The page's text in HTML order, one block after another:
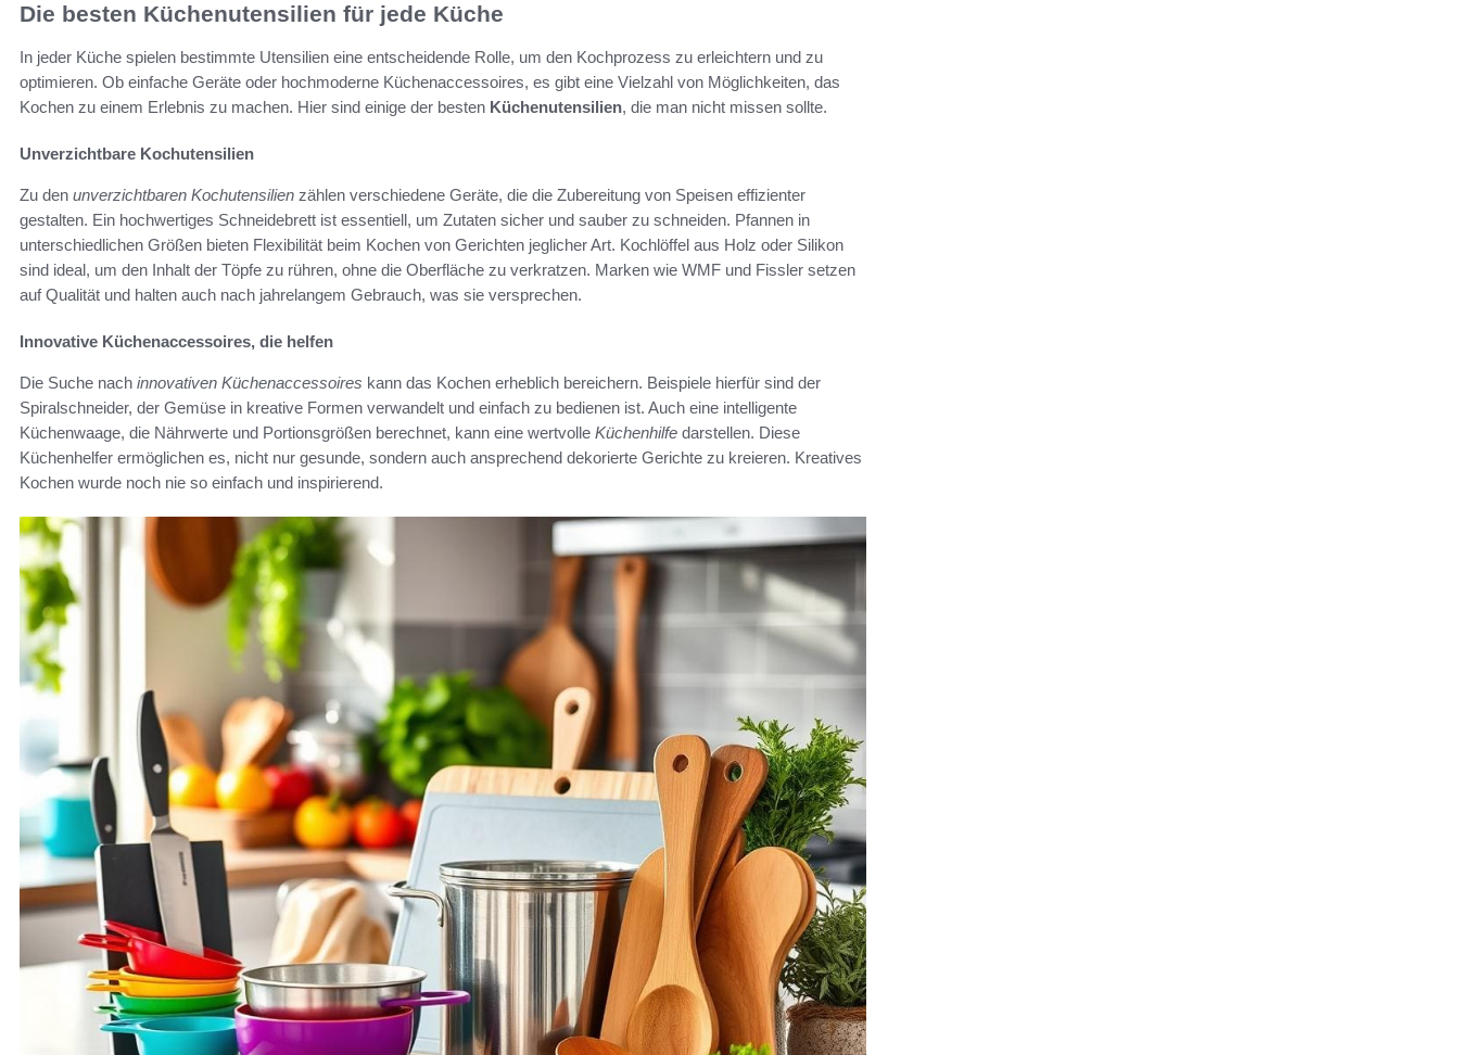
Die besten Küchenutensilien für jede Küche
In jeder Küche spielen bestimmte Utensilien eine entscheidende Rolle, um den Kochprozess zu erleichtern und zu
optimieren. Ob einfache Geräte oder hochmoderne Küchenaccessoires, es gibt eine Vielzahl von Möglichkeiten, das
Kochen zu einem Erlebnis zu machen. Hier sind einige der besten Küchenutensilien, die man nicht missen sollte.
Unverzichtbare Kochutensilien
Zu den unverzichtbaren Kochutensilien zählen verschiedene Geräte, die die Zubereitung von Speisen effizienter
gestalten. Ein hochwertiges Schneidebrett ist essentiell, um Zutaten sicher und sauber zu schneiden. Pfannen in
unterschiedlichen Größen bieten Flexibilität beim Kochen von Gerichten jeglicher Art. Kochlöffel aus Holz oder Silikon
sind ideal, um den Inhalt der Töpfe zu rühren, ohne die Oberfläche zu verkratzen. Marken wie WMF und Fissler setzen
auf Qualität und halten auch nach jahrelangem Gebrauch, was sie versprechen.
Innovative Küchenaccessoires, die helfen
Die Suche nach innovativen Küchenaccessoires kann das Kochen erheblich bereichern. Beispiele hierfür sind der
Spiralschneider, der Gemüse in kreative Formen verwandelt und einfach zu bedienen ist. Auch eine intelligente
Küchenwaage, die Nährwerte und Portionsgrößen berechnet, kann eine wertvolle Küchenhilfe darstellen. Diese
Küchenhelfer ermöglichen es, nicht nur gesunde, sondern auch ansprechend dekorierte Gerichte zu kreieren. Kreatives
Kochen wurde noch nie so einfach und inspirierend.